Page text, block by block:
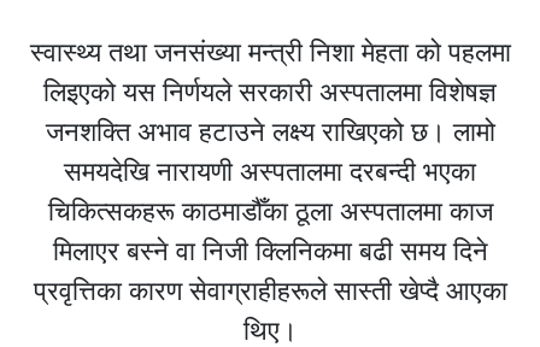
स्वास्थ्य तथा जनसंख्या मन्त्रीनिशा मेहताको पहलमा
लिइएको यस निर्णयले सरकारी अस्पतालमा विशेषज्ञ
जनशक्ति अभाव हटाउने लक्ष्य राखिएको छ। लामो
समयदेखि नारायणी अस्पतालमा दरबन्दी भएका
चिकित्सकहरू काठमाडौँका ठूला अस्पतालमा काज
मिलाएर बस्ने वा निजी क्लिनिकमा बढी समय दिने
प्रवृत्तिका कारण सेवाग्राहीहरूले सास्ती खेप्दै आएका
थिए।